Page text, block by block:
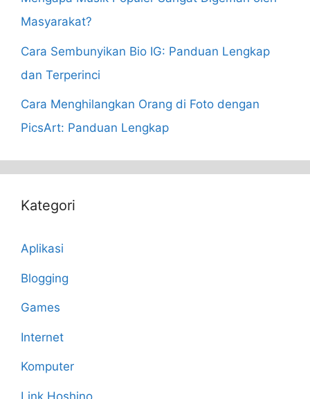
Masyarakat?
Cara Sembunyikan Bio IG: Panduan Lengkap
dan Terperinci
Cara Menghilangkan Orang di Foto dengan
PicsArt: Panduan Lengkap
Kategori
Aplikasi
Blogging
Games
Internet
Komputer
Link Hoshino